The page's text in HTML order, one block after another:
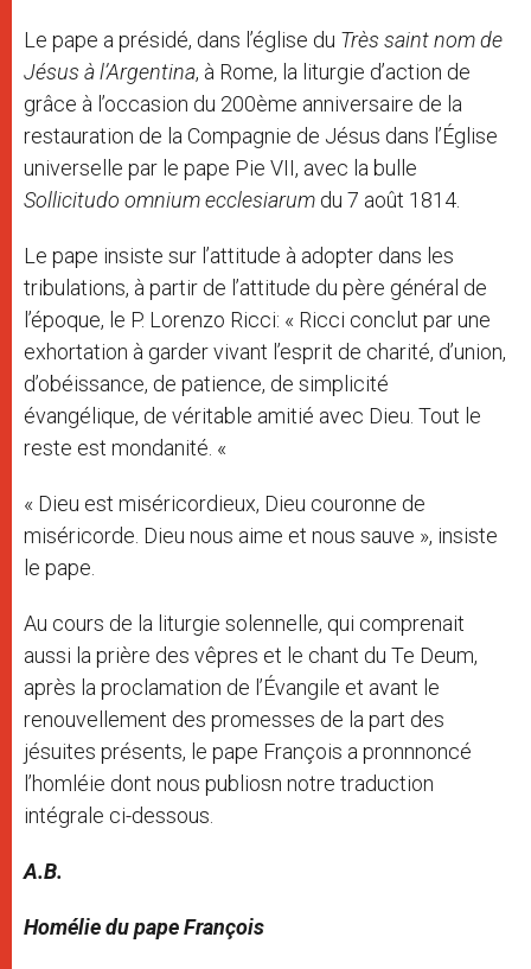
Le pape a présidé, dans l’église du Très saint nom de
Jésus à l’Argentina, à Rome, la liturgie d’action de
grâce à l’occasion du 200ème anniversaire de la
restauration de la Compagnie de Jésus dans l’Église
universelle par le pape Pie VII, avec la bulle
Sollicitudo omnium ecclesiarum du 7 août 1814.
Le pape insiste sur l’attitude à adopter dans les
tribulations, à partir de l’attitude du père général de
l’époque, le P. Lorenzo Ricci: « Ricci conclut par une
exhortation à garder vivant l’esprit de charité, d’union,
d’obéissance, de patience, de simplicité
évangélique, de véritable amitié avec Dieu. Tout le
reste est mondanité. «
« Dieu est miséricordieux, Dieu couronne de
miséricorde. Dieu nous aime et nous sauve », insiste
le pape.
Au cours de la liturgie solennelle, qui comprenait
aussi la prière des vêpres et le chant du Te Deum,
après la proclamation de l’Évangile et avant le
renouvellement des promesses de la part des
jésuites présents, le pape François a pronnnoncé
l’homléie dont nous publiosn notre traduction
intégrale ci-dessous.
A.B.
Homélie du pape François